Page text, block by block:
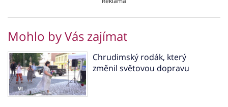
Mohlo by Vás zajímat
Chrudimský rodák, který
změnil světovou dopravu